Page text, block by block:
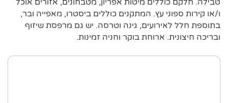
טבילה. חלקם כוללים מיטות אפריון, מטבחונים, אזורים אוכל
ו/או קירות ספוני עץ. המתקנים כוללים ביסטרו, מאפייה ובר,
בתוספת חלל לאירועים, גינה וטרסה. יש גם מרפסת שיזוף
ובריכה חיצונית. ארוחת בוקר וחניה זמינות.